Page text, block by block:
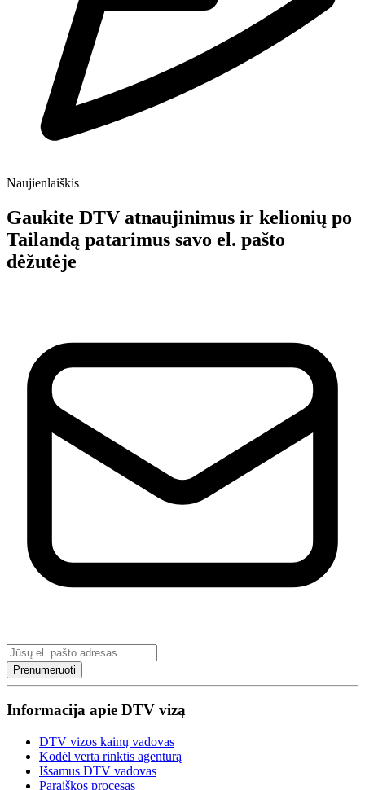
Naujienlaiškis
Gaukite DTV atnaujinimus ir kelionių po
Tailandą patarimus savo el. pašto
dėžutėje
Prenumeruoti
Informacija apie DTV vizą
DTV vizos kainų vadovas
Kodėl verta rinktis agentūrą
Išsamus DTV vadovas
Paraiškos procesas